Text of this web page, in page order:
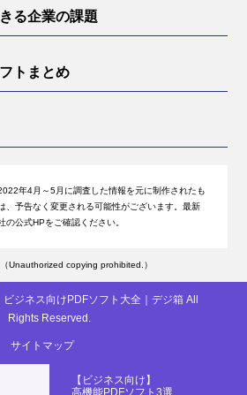
【ビジネス向け】
高機能PDFソフト3選
る企業の課題
トまとめ
年4月～5月に調査した情報を元に制作されたも
、予告なく変更される可能性がございます。最新
公式HPをご確認ください。
Unauthorized copying prohibited.）
ビジネス向けPDFソフト大全｜デジ箱 All
Rights Reserved.
サイトマップ